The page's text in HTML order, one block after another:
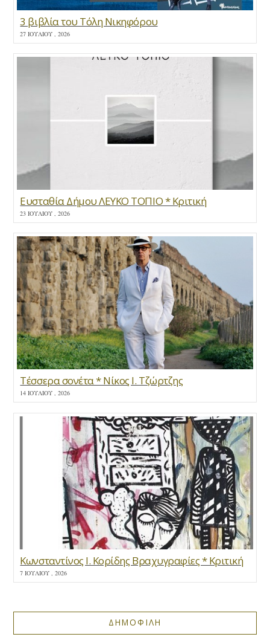
3 βιβλία του Τόλη Νικηφόρου
27 ΙΟΥΛΊΟΥ , 2026
Ευσταθία Δήμου ΛΕΥΚΟ ΤΟΠΙΟ * Κριτική
23 ΙΟΥΛΊΟΥ , 2026
Τέσσερα σονέτα * Νίκος Ι. Τζώρτζης
14 ΙΟΥΛΊΟΥ , 2026
Κωνσταντίνος Ι. Κορίδης Βραχυγραφίες * Κριτική
7 ΙΟΥΛΊΟΥ , 2026
ΔΗΜΟΦΙΛΗ